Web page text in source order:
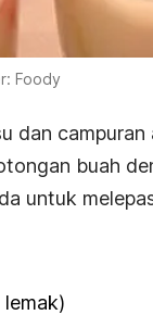
Foody
dan
buah
untuk